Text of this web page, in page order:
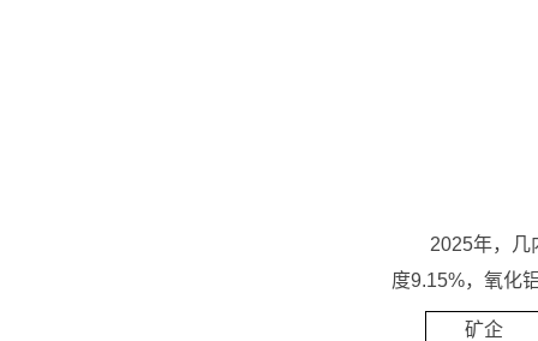
2025年，几
度9.15%，氧化
矿企